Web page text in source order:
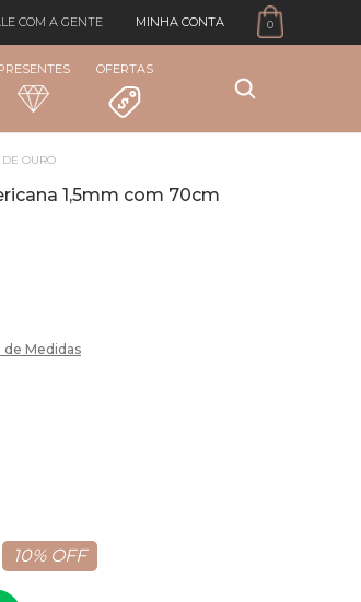
COM A GENTE MINHA CONTA 0
OFERTAS
DE OURO
1,5mm com 70cm
de Medidas
10% OFF